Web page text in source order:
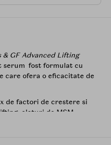
GF Advanced Lifting
serum fost formulat cu
care ofera o eficacitate de
de factori de crestere si
alaturi de MSM,
glicolipide, reduce vizibil